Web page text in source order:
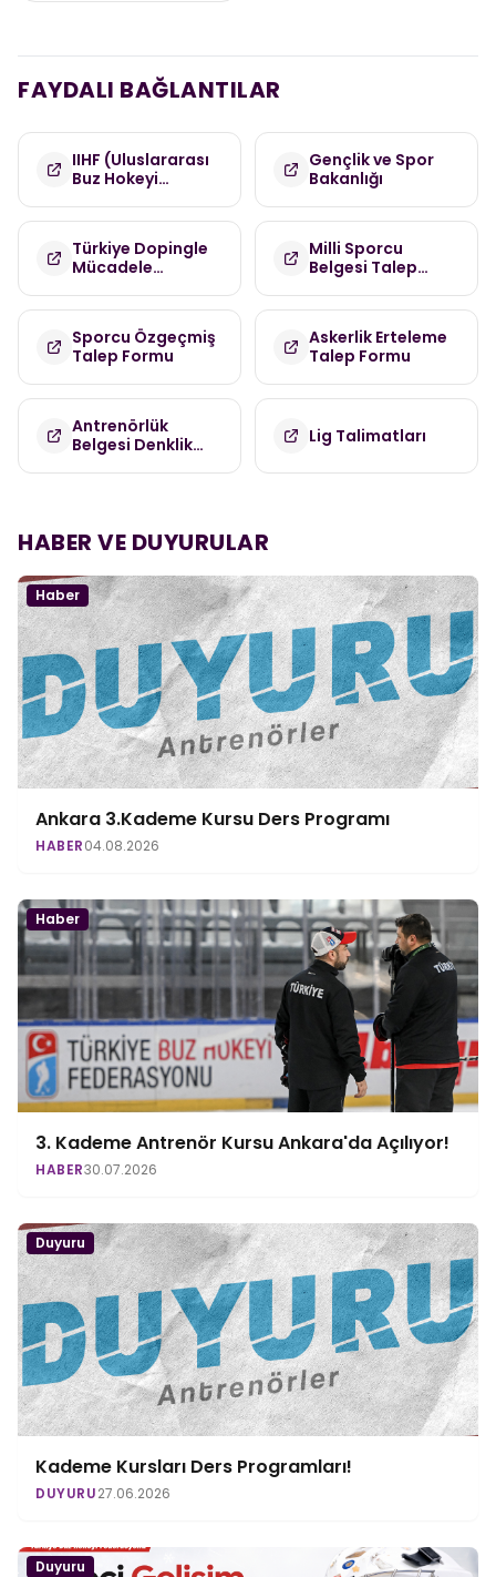
FAYDALI BAĞLANTILAR
IIHF (Uluslararası
Buz Hokeyi
Gençlik ve Spor
Bakanlığı
Türkiye Dopingle
Mücadele
(TDMK)
Milli Sporcu
Belgesi Talep
Sporcu Özgeçmiş
Talep Formu
Askerlik Erteleme
Talep Formu
Antrenörlük
Belgesi Denklik
Lig Talimatları
HABER VE DUYURULAR
Haber
Ankara 3.Kademe Kursu Ders Programı
HABER04.08.2026
Haber
3. Kademe Antrenör Kursu Ankara'da Açılıyor!
HABER30.07.2026
Duyuru
Kademe Kursları Ders Programları!
DUYURU27.06.2026
Duyuru